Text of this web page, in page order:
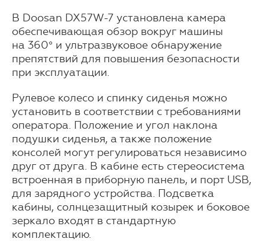
В Doosan DX57W-7 установлена камера
обеспечивающая обзор вокруг машины
на 360° и ультразвуковое обнаружение
препятствий для повышения безопасности
при эксплуатации.
Рулевое колесо и спинку сиденья можно
установить в соответствии с требованиями
оператора. Положение и угол наклона
подушки сиденья, а также положение
консолей могут регулироваться независимо
друг от друга. В кабине есть стереосистема
встроенная в приборную панель, и порт USB,
для зарядного устройства. Подсветка
кабины, солнцезащитный козырек и боковое
зеркало входят в стандартную
комплектацию.